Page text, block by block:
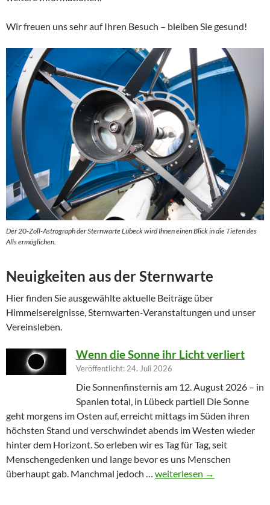
Wir freuen uns sehr auf Ihren Besuch – bleiben Sie gesund!
Der 20-Zoll-Astrograph der Sternwarte Lübeck wird Ihnen einen Blick in die Tiefen des
Alls ermöglichen.
Neuigkeiten aus der Sternwarte
Hier finden Sie ausgewählte aktuelle Beiträge über
Himmelsereignisse, Sternwarten-Veranstaltungen und unser
Vereinsleben.
Wenn die Sonne ihr Licht verliert
Veröffentlicht: 24. Juli 2026
Die Sonnenfinsternis am 12. August 2026 – in
Spanien total, in Lübeck partiell Die Sonne
geht morgens im Osten auf, erreicht mittags im Süden ihren
höchsten Stand und verschwindet abends im Westen wieder
hinter dem Horizont. So erleben wir es Tag für Tag, seit
Menschengedenken und lange bevor es uns Menschen
überhaupt gab. Manchmal jedoch … Wenn die Sonne ihr Licht
weiterlesen →